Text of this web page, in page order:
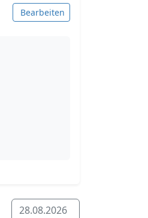
Bearbeiten
28.08.2026